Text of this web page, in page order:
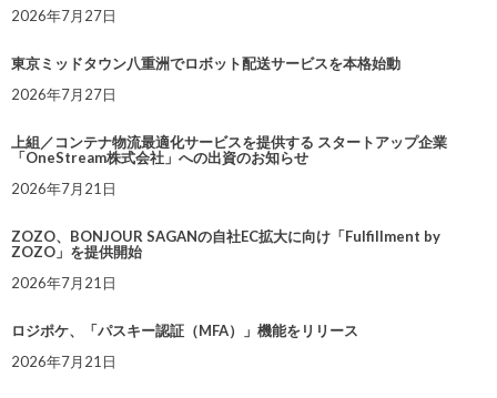
2026年7月27日
東京ミッドタウン八重洲でロボット配送サービスを本格始動
2026年7月27日
上組／コンテナ物流最適化サービスを提供する スタートアップ企業
「OneStream株式会社」への出資のお知らせ
2026年7月21日
ZOZO、BONJOUR SAGANの自社EC拡大に向け「Fulfillment by
ZOZO」を提供開始
2026年7月21日
ロジポケ、「パスキー認証（MFA）」機能をリリース
2026年7月21日